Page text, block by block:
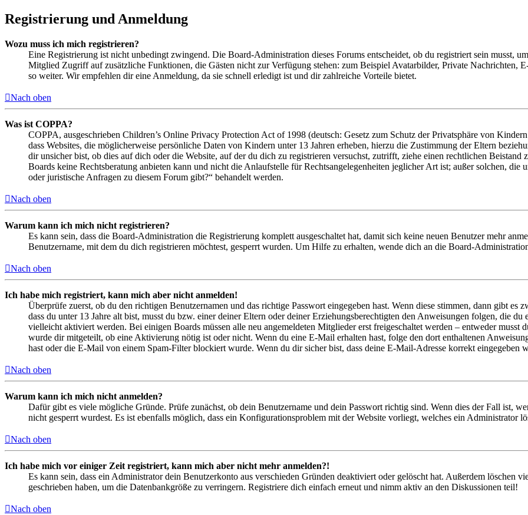
Registrierung und Anmeldung
Wozu muss ich mich registrieren?
Eine Registrierung ist nicht unbedingt zwingend. Die Board-Administration dieses Forums entscheidet, ob du registriert sein musst,
Mitglied Zugriff auf zusätzliche Funktionen, die Gästen nicht zur Verfügung stehen: zum Beispiel Avatarbilder, Private Nachrichten,
so weiter. Wir empfehlen dir eine Anmeldung, da sie schnell erledigt ist und dir zahlreiche Vorteile bietet.
Nach oben
Was ist COPPA?
COPPA, ausgeschrieben Children’s Online Privacy Protection Act of 1998 (deutsch: Gesetz zum Schutz der Privatsphäre von
dass Websites, die möglicherweise persönliche Daten von Kindern unter 13 Jahren erheben, hierzu die Zustimmung der Eltern
dir unsicher bist, ob dies auf dich oder die Website, auf der du dich zu registrieren versuchst, zutrifft, ziehe einen rechtlichen
Boards keine Rechtsberatung anbieten kann und nicht die Anlaufstelle für Rechtsangelegenheiten jeglicher Art ist; außer solchen,
oder juristische Anfragen zu diesem Forum gibt?“ behandelt werden.
Nach oben
Warum kann ich mich nicht registrieren?
Es kann sein, dass die Board-Administration die Registrierung komplett ausgeschaltet hat, damit sich keine neuen Benutzer mehr
Benutzername, mit dem du dich registrieren möchtest, gesperrt wurden. Um Hilfe zu erhalten, wende dich an die Board-
Nach oben
Ich habe mich registriert, kann mich aber nicht anmelden!
Überprüfe zuerst, ob du den richtigen Benutzernamen und das richtige Passwort eingegeben hast. Wenn diese stimmen, dann gibt es
dass du unter 13 Jahre alt bist, musst du bzw. einer deiner Eltern oder deiner Erziehungsberechtigten den Anweisungen folgen, die
vielleicht aktiviert werden. Bei einigen Boards müssen alle neu angemeldeten Mitglieder erst freigeschaltet werden – entweder musst
wurde dir mitgeteilt, ob eine Aktivierung nötig ist oder nicht. Wenn du eine E-Mail erhalten hast, folge den dort enthaltenen
hast oder die E-Mail von einem Spam-Filter blockiert wurde. Wenn du dir sicher bist, dass deine E-Mail-Adresse korrekt eingegeben
Nach oben
Warum kann ich mich nicht anmelden?
Dafür gibt es viele mögliche Gründe. Prüfe zunächst, ob dein Benutzername und dein Passwort richtig sind. Wenn dies der Fall ist,
nicht gesperrt wurdest. Es ist ebenfalls möglich, dass ein Konfigurationsproblem mit der Website vorliegt, welches ein Administrator
Nach oben
Ich habe mich vor einiger Zeit registriert, kann mich aber nicht mehr anmelden?!
Es kann sein, dass ein Administrator dein Benutzerkonto aus verschieden Gründen deaktiviert oder gelöscht hat. Außerdem löschen
geschrieben haben, um die Datenbankgröße zu verringern. Registriere dich einfach erneut und nimm aktiv an den Diskussionen teil!
Nach oben